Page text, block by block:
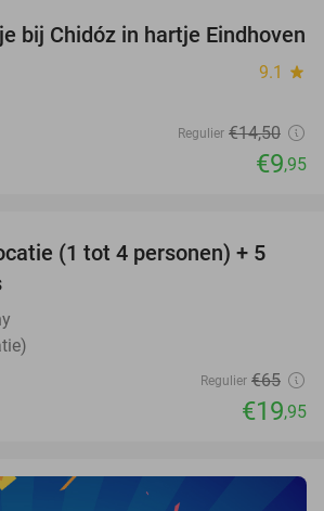
31%
bij Chidóz in hartje Eindhoven
9.1 star
Regulier €14,50
€9,95
69%
(1 tot 4 personen) + 5
Regulier €65
€19,95